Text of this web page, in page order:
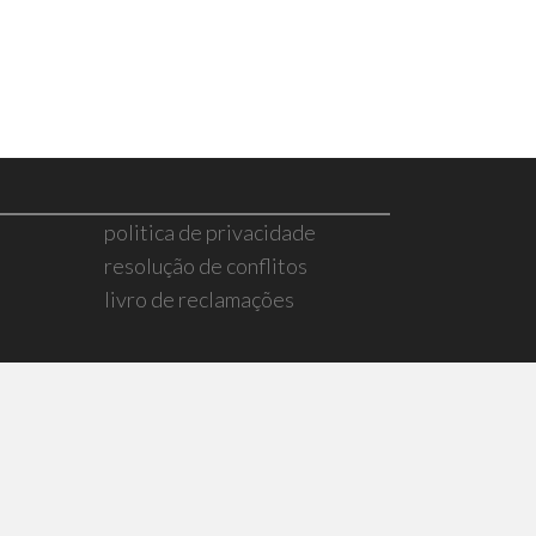
politica de privacidade
resolução de conflitos
livro de reclamações